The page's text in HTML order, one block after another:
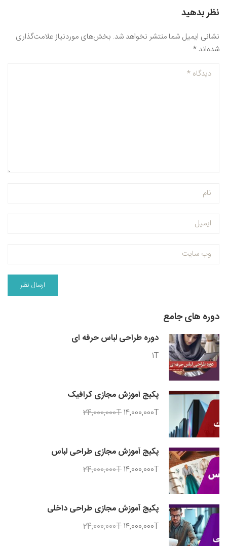
نظر بدهید
نشانی ایمیل شما منتشر نخواهد شد. بخش‌های موردنیاز علامت‌گذاری
شده‌اند *
دوره های جامع
دوره طراحی لباس حرفه ای
1T
پکیج آموزش مجازی گرافیک
24,000,000T14,000,000T
پکیج آموزش مجازی طراحی لباس
24,000,000T14,000,000T
پکیج آموزش مجازی طراحی داخلی
24,000,000T14,000,000T